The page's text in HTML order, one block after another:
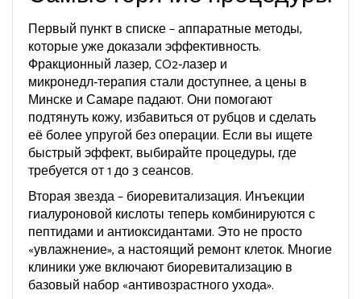
Первый пункт в списке – аппаратные методы,
которые уже доказали эффективность.
Фракционный лазер, CO2‑лазер и
микронедл‑терапия стали доступнее, а цены в
Минске и Самаре падают. Они помогают
подтянуть кожу, избавиться от рубцов и сделать
её более упругой без операции. Если вы ищете
быстрый эффект, выбирайте процедуры, где
требуется от 1 до 3 сеансов.
Вторая звезда – биоревитализация. Инъекции
гиалуроновой кислоты теперь комбинируются с
пептидами и антиоксидантами. Это не просто
«увлажнение», а настоящий ремонт клеток. Многие
клиники уже включают биоревитализацию в
базовый набор «антивозрастного ухода».